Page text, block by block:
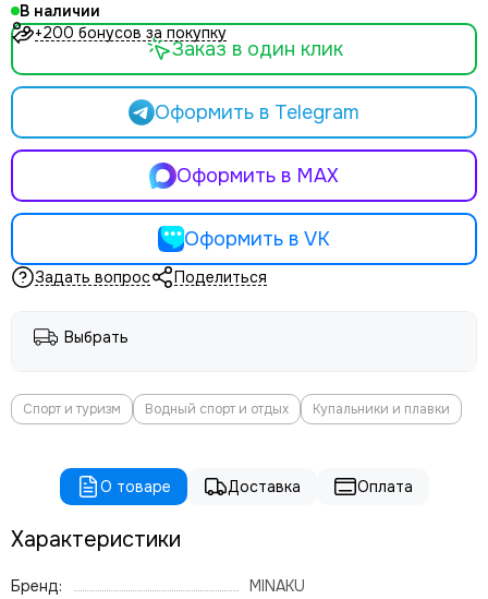
В наличии
+200 бонусов за покупку
Оформить в Telegram
Оформить в MAX
Оформить в VK
Заказ в один клик
Задать вопрос Поделиться
Выбрать
Спорт и туризм Водный спорт и отдых Купальники и плавки
О товаре Доставка Оплата
Характеристики
Бренд:
MINAKU